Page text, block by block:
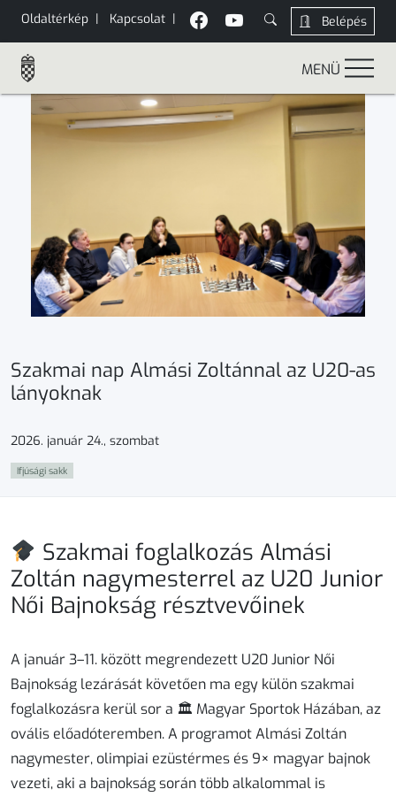
Oldaltérkép | Kapcsolat | Belépés
MENÜ
Szakmai nap Almási Zoltánnal az U20-as
lányoknak
2026. január 24., szombat
Ifjúsági sakk
Szakmai foglalkozás Almási
Zoltán nagymesterrel az U20 Junior
Női Bajnokság résztvevőinek
A január 3–11. között megrendezett U20 Junior Női
Bajnokság lezárását követően ma egy külön szakmai
foglalkozásra kerül sor a 🏛 Magyar Sportok Házában, az
ovális előadóteremben. A programotAlmási Zoltán
nagymester, olimpiai ezüstérmes és 9× magyar bajnok
vezeti, aki a bajnokság során több alkalommal is